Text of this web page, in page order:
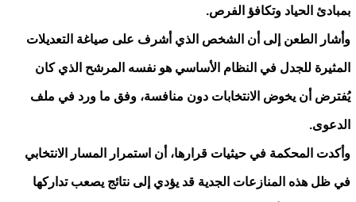
بمبادئ الحياد وتكافؤ الفرص.
وأشار الطعن إلى أن الشخص الذي أشرف على صياغة التعديلات
المثيرة للجدل في النظام الأساسي هو نفسه المرشح الذي كان
يُفترض أن يخوض الانتخابات دون منافسة، وفق ما ورد في ملف
الدعوى.
وأكدت المحكمة في حيثيات قرارها، أن استمرار المسار الانتخابي
في ظل هذه المنازعات الجدية قد يؤدي إلى نتائج يصعب تداركها